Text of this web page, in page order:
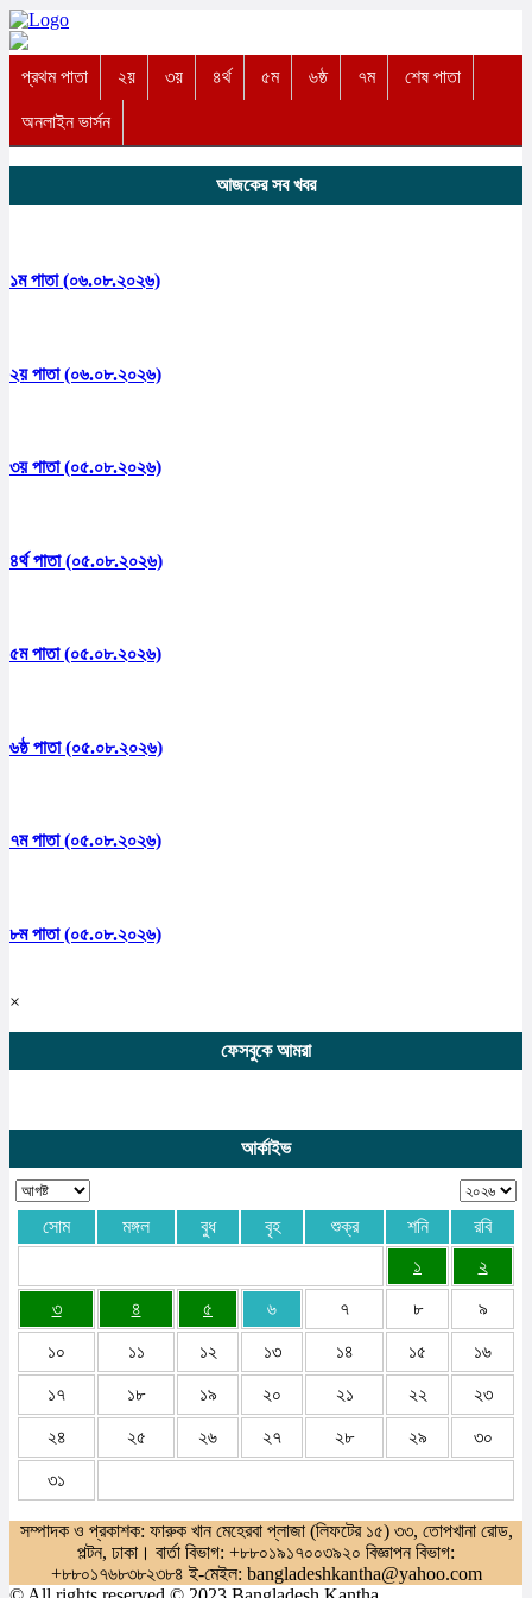
প্রথম পাতা ২য় ৩য় ৪র্থ ৫ম ৬ষ্ঠ ৭ম শেষ পাতা
অনলাইন ভার্সন
আজকের সব খবর
১ম পাতা (০৬.০৮.২০২৬)
২য় পাতা (০৬.০৮.২০২৬)
৩য় পাতা (০৫.০৮.২০২৬)
৪র্থ পাতা (০৫.০৮.২০২৬)
৫ম পাতা (০৫.০৮.২০২৬)
৬ষ্ঠ পাতা (০৫.০৮.২০২৬)
৭ম পাতা (০৫.০৮.২০২৬)
৮ম পাতা (০৫.০৮.২০২৬)
×
ফেসবুকে আমরা
আর্কাইভ
সোম মঙ্গল বুধ বৃহ শুক্র শনি
রবি
১
২
৩ ৪ ৫ ৬ ৭ ৮ ৯
১০ ১১ ১২ ১৩ ১৪ ১৫ ১৬
১৭ ১৮ ১৯ ২০ ২১ ২২ ২৩
২৪ ২৫ ২৬ ২৭ ২৮ ২৯ ৩০
৩১
সম্পাদক ও প্রকাশক: ফারুক খান মেহেরবা প্লাজা (লিফটের ১৫) ৩৩, তোপখানা রোড,
পল্টন, ঢাকা। বার্তা বিভাগ: +৮৮০১৯১৭০০৩৯২০ বিজ্ঞাপন বিভাগ:
+৮৮০১৭৬৮৩৮২৩৮৪ ই-মেইল: bangladeshkantha@yahoo.com